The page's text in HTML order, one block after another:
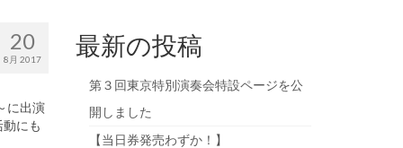
20
8月 2017
に出演
にも
最新の投稿
第３回東京特別演奏会特設ページを公
開しました
【当日券発売わずか！】